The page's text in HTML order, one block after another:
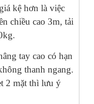
kệ hơn là việc
chiều cao 3m, tải
tay cao có hạn
thanh ngang.
2 mặt thì lưu ý